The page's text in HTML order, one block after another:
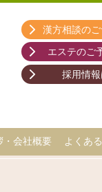
漢方相談の
エステのご
採用情
・会社概要 よくあ